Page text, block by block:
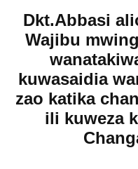
Dkt.Abbasi
Wajibu
kuwasaidia
zao katika
ili kuweza